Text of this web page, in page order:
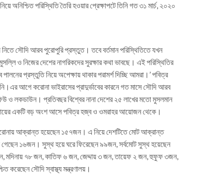
অনিশ্চিত পরিস্থিতি তৈরি হওয়ার প্রেক্ষাপটে তিনি গত ৩১ মার্চ, ২০২০
সৌদি আরব পুরোপুরি প্রস্তুত। তবে বর্তমান পরিস্থিতিতে যখন
ও নিজের দেশের নাগরিকদের সুরক্ষার কথা ভাবছে। এই পরিস্থিতির
প্রস্তুতি নিয়ে অপেক্ষায় থাকার পরামর্শ দিচ্ছি আমরা।’ পবিত্র
আগে করোনা ভাইরাসের প্রাদুর্ভাবের কারনে গত মাসে সৌদি আরব
ও লকডাউন। প্রতিবছর বিশ্বের নানা দেশের ২৫ লাখের মতো মুসলমান
একটি বড় অংশ আসে পবিত্র হজ্ব ও ওমরাহর আয়োজন থেকে।
আক্রান্ত হয়েছেন ১৫৭জন। এ নিয়ে দেশটিতে মোট আক্রান্ত
১৬জন। সুস্থ হয়ে ঘরে ফিরেছেন ৯৯জন, সর্বমোট সুস্থ হয়েছেন
৭৮ জন, কাতিফ ৬ জন, জেদ্দায় ৩ জন, তায়েফ ২ জন, হুফুফ ৩জন,
করেছেন সৌদি স্বাস্থ্য মন্ত্রণালয়।